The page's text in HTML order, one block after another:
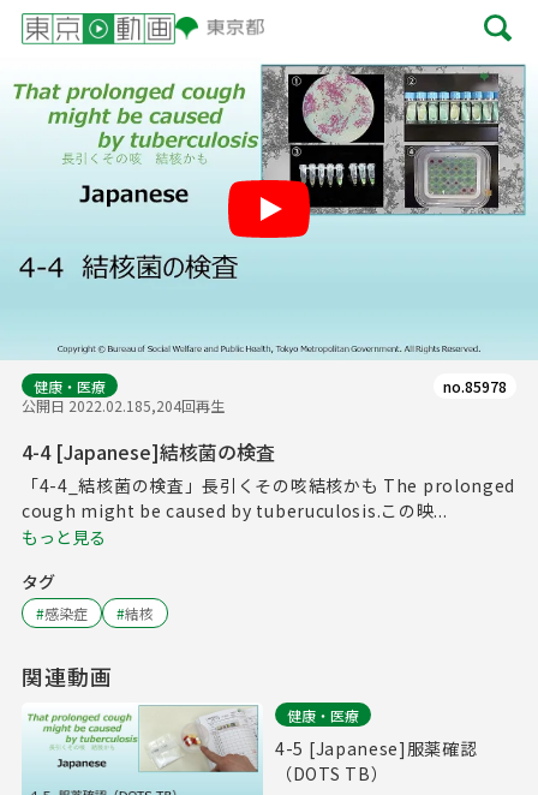
健康・医療
公開日 2022.02.185,204回再生
no.85978
4-4 [Japanese]結核菌の検査
「4-4_結核菌の検査」長引くその咳結核かも The prolonged
cough might be caused by tuberuculosis.この映...
もっと見る
タグ
#感染症 #結核
関連動画
健康・医療
4-5 [Japanese]服薬確認
（DOTS TB）